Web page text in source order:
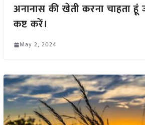
अनानास की खेती करना चाहता हूं
कष्ट करें।
May 2, 2024